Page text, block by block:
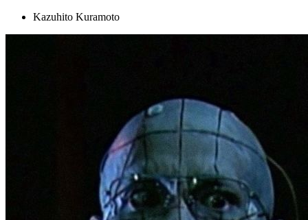
Kazuhito Kuramoto